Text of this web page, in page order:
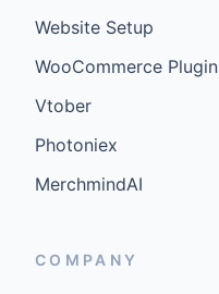
Website Setup
WooCommerce Plugin
Vtober
Photoniex
MerchmindAI
COMPANY